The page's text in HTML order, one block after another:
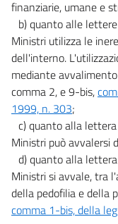
finanziarie, umane e
b) quanto alle
Ministri utilizza le
dell'interno.
mediante
comma 2, e 9-bis,
1999, n. 303;
c) quanto alla lettera
Ministri può avvalersi
d) quanto alla
Ministri si avvale, tra
della pedofilia e della
comma 1-bis, della